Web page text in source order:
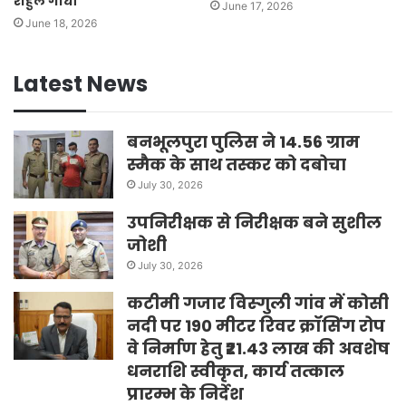
June 18, 2026
June 17, 2026
Latest News
बनभूलपुरा पुलिस ने 14.56 ग्राम
स्मैक के साथ तस्कर को दबोचा
July 30, 2026
उपनिरीक्षक से निरीक्षक बने सुशील
जोशी
July 30, 2026
कटीमी गजार विस्गुली गांव में कोसी
नदी पर 190 मीटर रिवर क्रॉसिंग रोप
वे निर्माण हेतु ₹21.43 लाख की अवशेष
धनराशि स्वीकृत, कार्य तत्काल
प्रारम्भ के निर्देश